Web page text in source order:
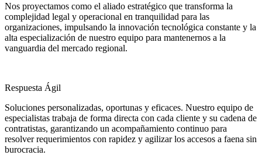
Nos proyectamos como el aliado estratégico que transforma la
complejidad legal y operacional en tranquilidad para las
organizaciones, impulsando la innovación tecnológica constante y la
alta especialización de nuestro equipo para mantenernos a la
vanguardia del mercado regional.
Respuesta Ágil
Soluciones personalizadas, oportunas y eficaces. Nuestro equipo de
especialistas trabaja de forma directa con cada cliente y su cadena de
contratistas, garantizando un acompañamiento continuo para
resolver requerimientos con rapidez y agilizar los accesos a faena sin
burocracia.